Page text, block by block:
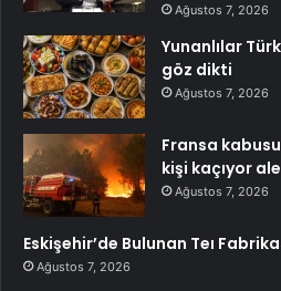
Ağustos 7, 2026
Yunanlılar
göz dikti
Ağustos 7, 2026
Fransa
kişi kaçıyor
Ağustos 7, 2026
Eskişehir’de Bulunan Teı
Ağustos 7, 2026